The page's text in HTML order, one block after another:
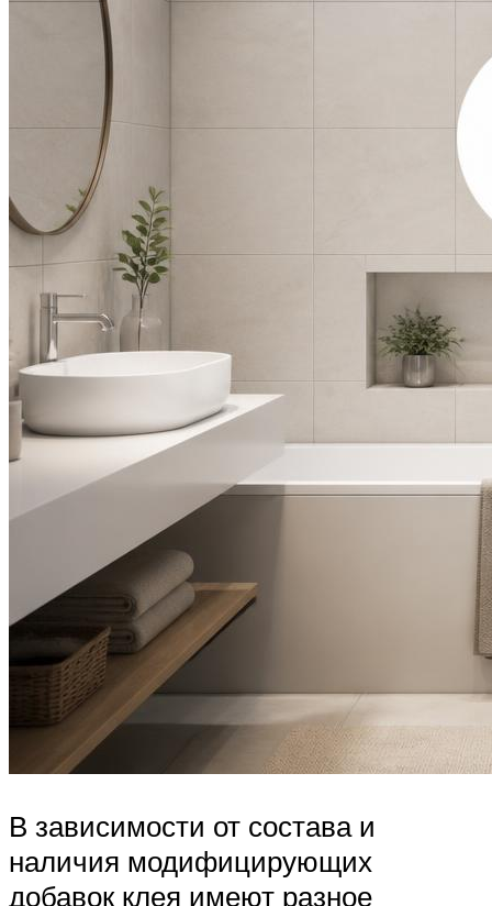
В зависимости от состава и
наличия модифицирующих
добавок клея имеют разное